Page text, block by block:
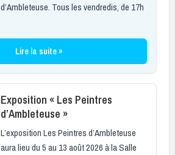
d’Ambleteuse. Tous les vendredis, de 17h
Lire la suite »
Exposition « Les Peintres
d’Ambleteuse »
L’exposition Les Peintres d’Ambleteuse
aura lieu du 5 au 13 août 2026 à la Salle